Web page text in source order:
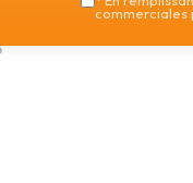
commerciales